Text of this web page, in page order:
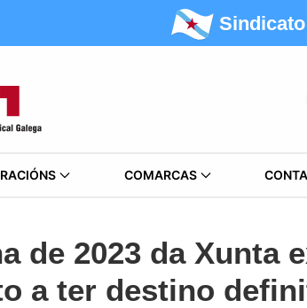
COMARCAS
de 2023 da Xunta
a ter destino